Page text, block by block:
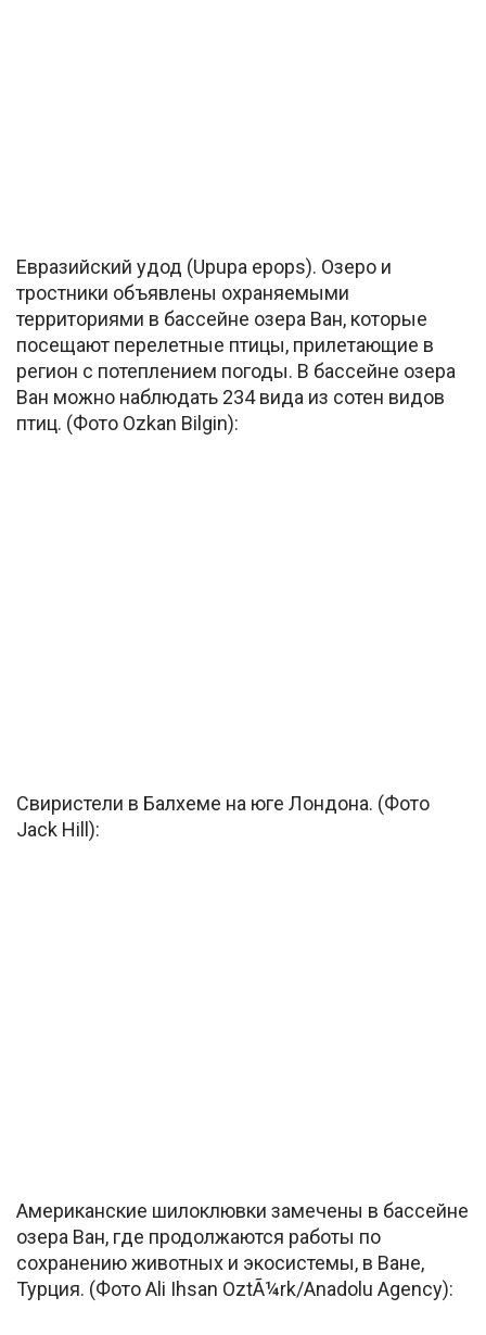
Евразийский удод (Upupa epops). Озеро и
тростники объявлены охраняемыми
территориями в бассейне озера Ван, которые
посещают перелетные птицы, прилетающие в
регион с потеплением погоды. В бассейне озера
Ван можно наблюдать 234 вида из сотен видов
птиц. (Фото Ozkan Bilgin):
Свиристели в Балхеме на юге Лондона. (Фото
Jack Hill):
Американские шилоклювки замечены в бассейне
озера Ван, где продолжаются работы по
сохранению животных и экосистемы, в Ване,
Турция. (Фото Ali Ihsan OztÃ¼rk/Anadolu Agency):